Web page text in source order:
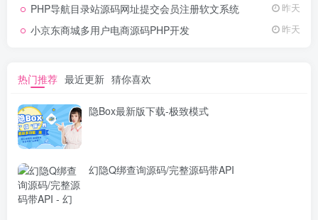
PHP导航目录站源码网址提交会员注册软文系统 昨天
小京东商城多用户电商源码PHP开发 昨天
热门推荐 最近更新 猜你喜欢
隐Box最新版下载-极致模式
幻隐Q绑查询源码/完整源码带API